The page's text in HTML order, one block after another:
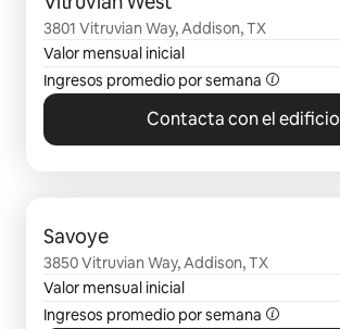
3801 Vitruvian Way, Addison, TX
Valor mensual inicial
Ingresos promedio por semana
Contacta con el edificio
Savoye
3850 Vitruvian Way, Addison, TX
Valor mensual inicial
Ingresos promedio por semana